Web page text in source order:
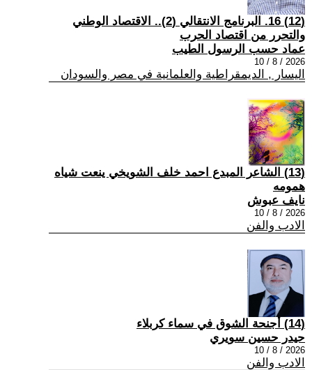
(12) 16. البرنامج الانتقالي (2).. الاقتصاد الوطني
والتحرر من اقتصاد الحرب
عماد حسب الرسول الطيب
2026 / 8 / 10
اليسار , الديمقراطية والعلمانية في مصر والسودان
(13) الشاعر المبدع احمد خلف الشويخي ينعت شياه
همومه
نايف عبوش
2026 / 8 / 10
الادب والفن
(14) أجنحة الشوق في سماء كربلاء
حيدر حسين سويري
2026 / 8 / 10
الادب والفن